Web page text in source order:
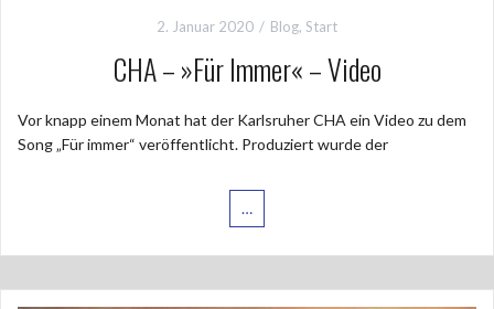
2. Januar 2020 Blog, Start
CHA – »Für Immer« – Video
Vor knapp einem Monat hat der Karlsruher CHA ein Video zu dem
Song „Für immer“ veröffentlicht. Produziert wurde der
…